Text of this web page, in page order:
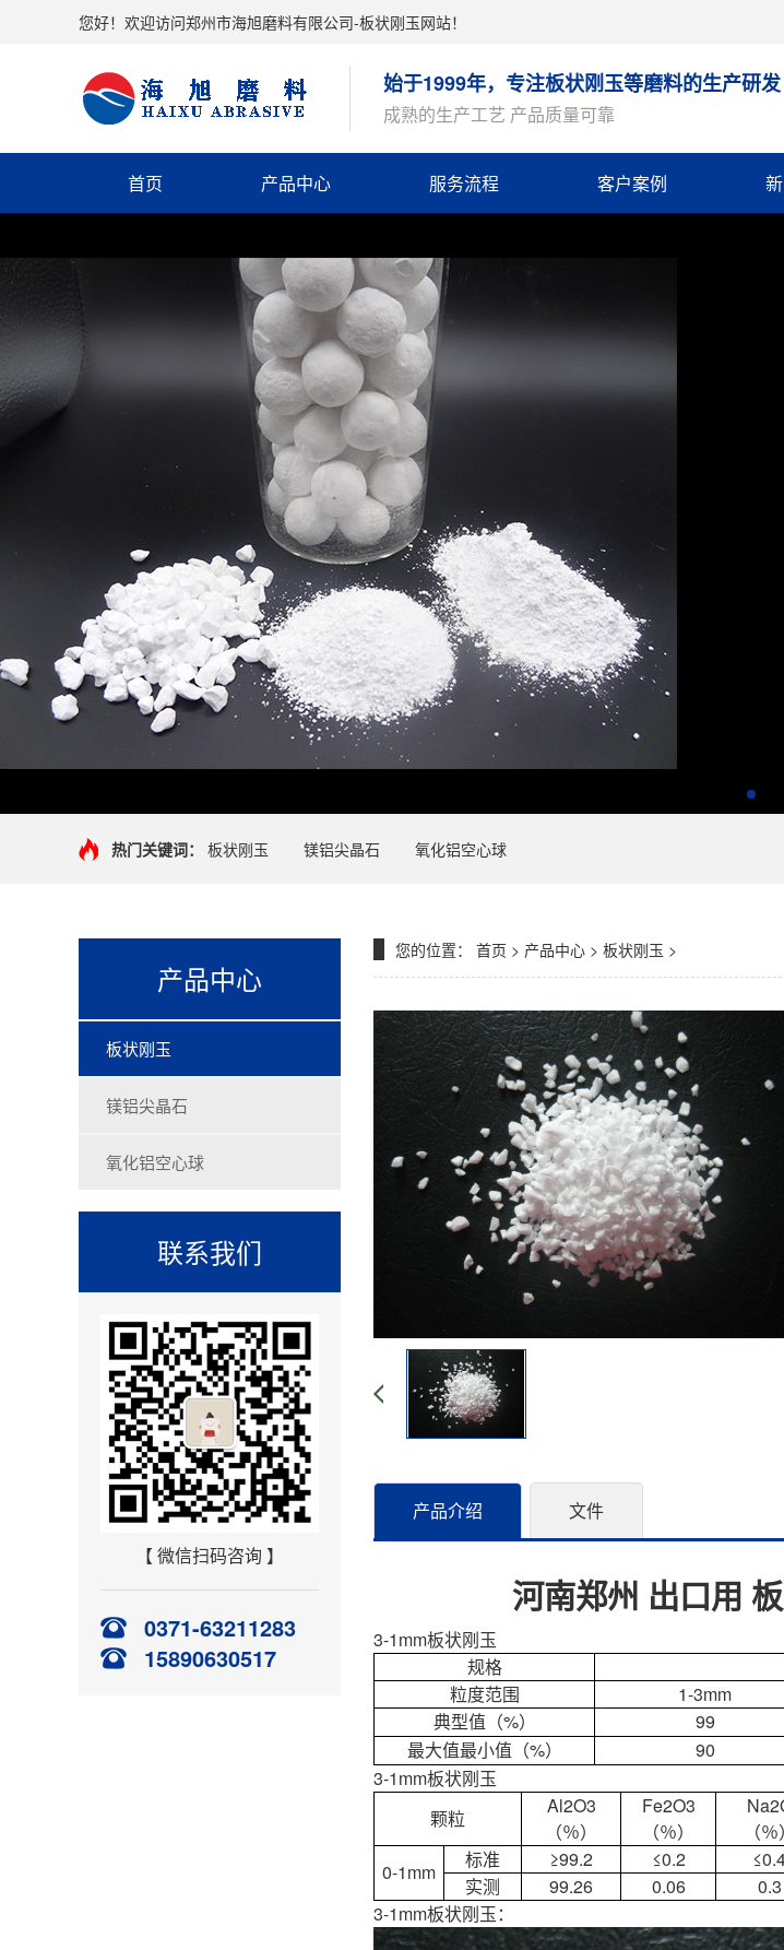
您好！欢迎访问郑州市海旭磨料有限公司-板状刚玉网站！
始于1999年，专注板状刚玉等磨料的生产研发
成熟的生产工艺 产品质量可靠
首页 产品中心 服务流程 客户案例
热门关键词： 板状刚玉 镁铝尖晶石 氧化铝空心球
产品中心
板状刚玉
镁铝尖晶石
氧化铝空心球
联系我们
【 微信扫码咨询 】
0371-63211283
15890630517
您的位置： 首页 > 产品中心 > 板状刚玉 >
产品介绍 文件
河南郑州 出口用
3-1mm板状刚玉
规格
粒度范围
1-3mm
典型值（%） 99
最大值最小值（%） 90
3-1mm板状刚玉
颗粒
Al2O3
（％）
Fe2O3
（％）
Na2
（％）
0-1mm
标准 ≥99.2 ≤0.2
实测
99.26 0.06 0.3
3-1mm板状刚玉：